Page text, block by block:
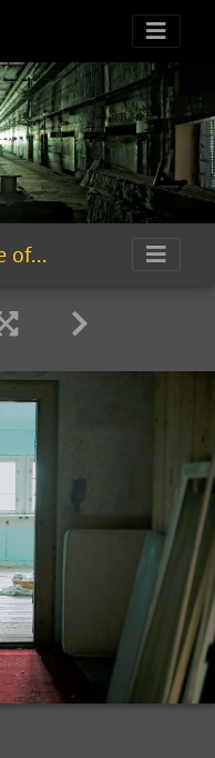
20. Service side of the Hotel...